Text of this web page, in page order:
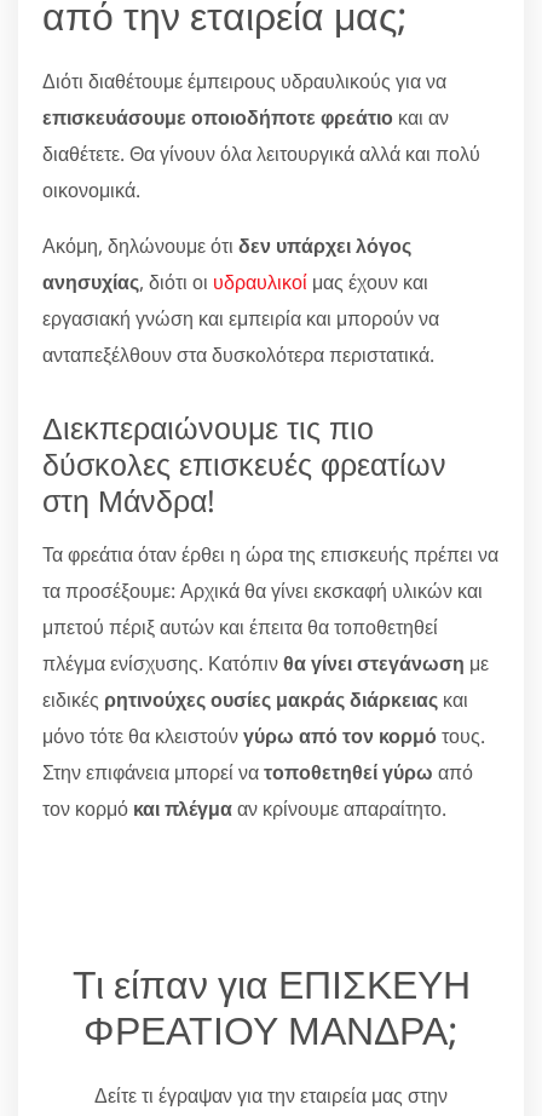
από την εταιρεία μας;
Διότι διαθέτουμε έμπειρους υδραυλικούς για να
επισκευάσουμε οποιοδήποτε φρεάτιο και αν
διαθέτετε. Θα γίνουν όλα λειτουργικά αλλά και πολύ
οικονομικά.
Ακόμη, δηλώνουμε ότι δεν υπάρχει λόγος
ανησυχίας, διότι οι υδραυλικοί μας έχουν και
εργασιακή γνώση και εμπειρία και μπορούν να
ανταπεξέλθουν στα δυσκολότερα περιστατικά.
Διεκπεραιώνουμε τις πιο
δύσκολες επισκευές φρεατίων
στη Μάνδρα!
Τα φρεάτια όταν έρθει η ώρα της επισκευής πρέπει να
τα προσέξουμε: Αρχικά θα γίνει εκσκαφή υλικών και
μπετού πέριξ αυτών και έπειτα θα τοποθετηθεί
πλέγμα ενίσχυσης. Κατόπινθα γίνει στεγάνωση με
ειδικές ρητινούχες ουσίες μακράς διάρκειας και
μόνο τότε θα κλειστούνγύρω από τον κορμότους.
Στην επιφάνεια μπορεί νατοποθετηθεί γύρω από
τον κορμό και πλέγμααν κρίνουμε απαραίτητο.
Τι είπαν για ΕΠΙΣΚΕΥΗ
ΦΡΕΑΤΙΟΥ ΜΑΝΔΡΑ;
Δείτε τι έγραψαν για την εταιρεία μας στην